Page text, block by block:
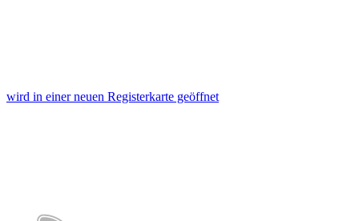
wird in einer neuen Registerkarte geöffnet